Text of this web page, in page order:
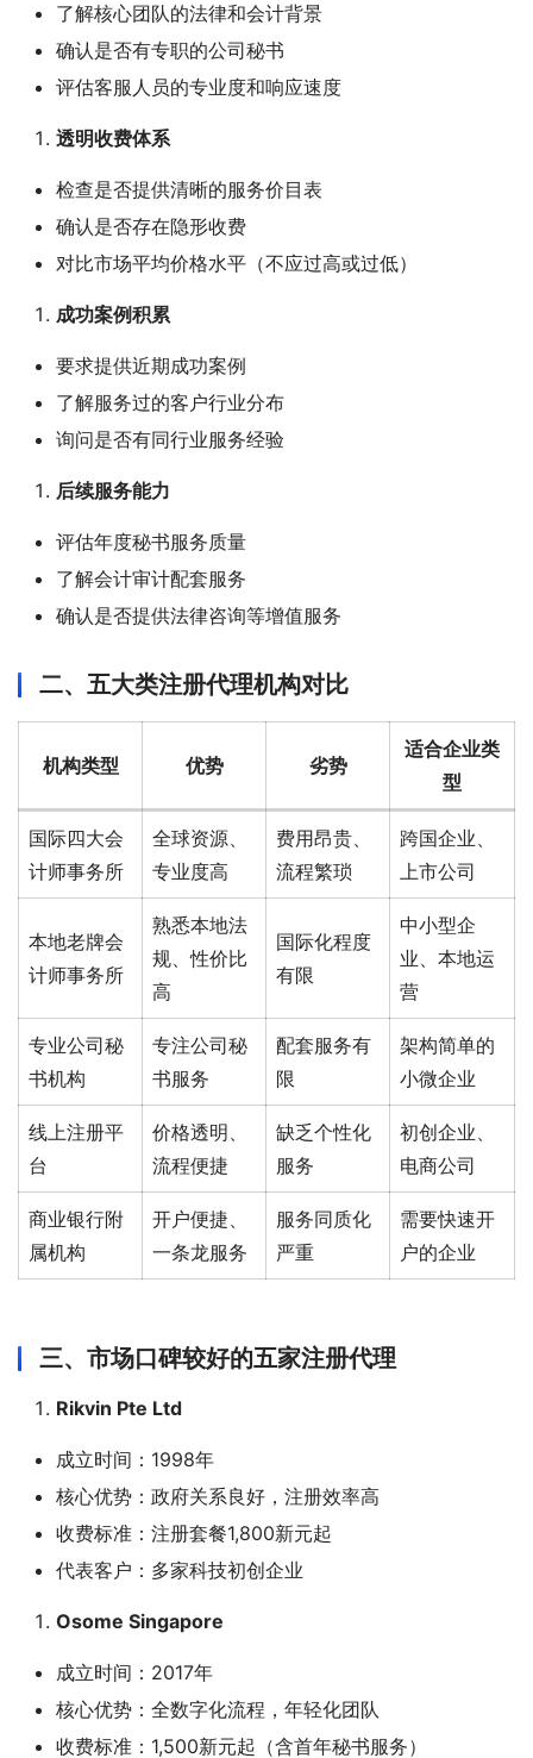
了解核心团队的法律和会计背景
确认是否有专职的公司秘书
评估客服人员的专业度和响应速度
透明收费体系
检查是否提供清晰的服务价目表
确认是否存在隐形收费
对比市场平均价格水平（不应过高或过低）
成功案例积累
要求提供近期成功案例
了解服务过的客户行业分布
询问是否有同行业服务经验
后续服务能力
评估年度秘书服务质量
了解会计审计配套服务
确认是否提供法律咨询等增值服务
二、五大类注册代理机构对比
机构类型 优势 劣势
适合企业类
型
国际四大会
计师事务所
全球资源、
专业度高
费用昂贵、
流程繁琐
跨国企业、
上市公司
本地老牌会
计师事务所
熟悉本地法
规、性价比
高
国际化程度
有限
中小型企
业、本地运
营
专业公司秘
书机构
专注公司秘
书服务
配套服务有
限
架构简单的
小微企业
线上注册平
台
价格透明、
流程便捷
缺乏个性化
服务
初创企业、
电商公司
商业银行附
属机构
开户便捷、
一条龙服务
服务同质化
严重
需要快速开
户的企业
三、市场口碑较好的五家注册代理
Rikvin Pte Ltd
成立时间：1998年
核心优势：政府关系良好，注册效率高
收费标准：注册套餐1,800新元起
代表客户：多家科技初创企业
Osome Singapore
成立时间：2017年
核心优势：全数字化流程，年轻化团队
收费标准：1,500新元起（含首年秘书服务）